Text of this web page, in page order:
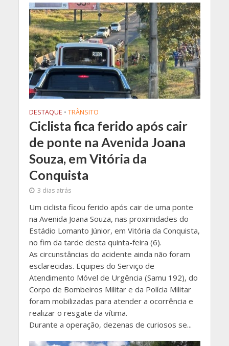
DESTAQUE • TRÂNSITO
Ciclista fica ferido após cair
de ponte na Avenida Joana
Souza, em Vitória da
Conquista
3 dias atrás
Um ciclista ficou ferido após cair de uma ponte
na Avenida Joana Souza, nas proximidades do
Estádio Lomanto Júnior, em Vitória da Conquista,
no fim da tarde desta quinta-feira (6).
As circunstâncias do acidente ainda não foram
esclarecidas. Equipes do Serviço de
Atendimento Móvel de Urgência (Samu 192), do
Corpo de Bombeiros Militar e da Polícia Militar
foram mobilizadas para atender a ocorrência e
realizar o resgate da vítima.
Durante a operação, dezenas de curiosos se...